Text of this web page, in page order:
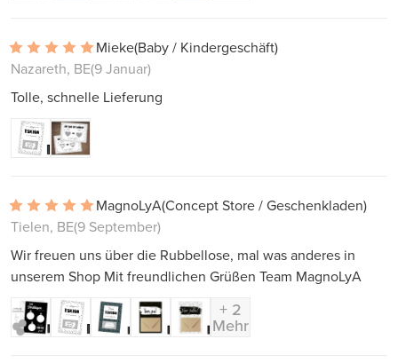
Mieke(Baby / Kindergeschäft)
Nazareth, BE(9 Januar)
Tolle, schnelle Lieferung
MagnoLyA(Concept Store / Geschenkladen)
Tielen, BE(9 September)
Wir freuen uns über die Rubbellose, mal was anderes in
unserem Shop Mit freundlichen Grüßen Team MagnoLyA
+ 2
Mehr